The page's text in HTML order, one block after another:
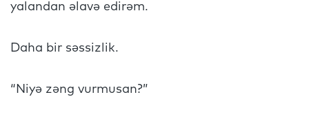
yalandan əlavə edirəm.
Daha bir səssizlik.
“Niyə zəng vurmusan?”